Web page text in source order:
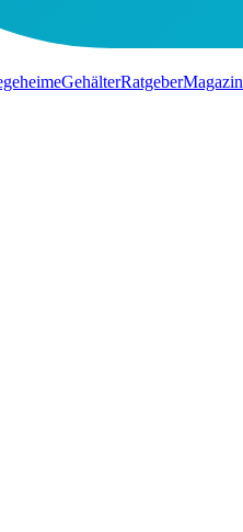
GehälterRatgeberMagazin